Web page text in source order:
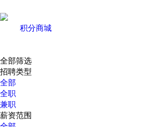
积分商城
全部筛选
招聘类型
全部
全职
兼职
薪资范围